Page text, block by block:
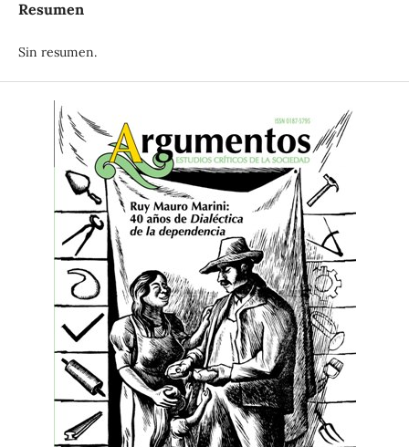
Resumen
Sin resumen.